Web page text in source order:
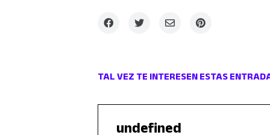
TAL VEZ TE INTERESEN ESTAS